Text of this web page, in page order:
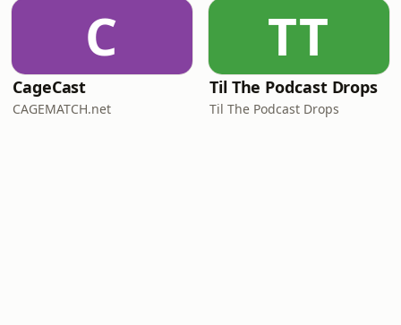
C
CageCast
CAGEMATCH.net
TT
Til The Podcast Drops
Til The Podcast Drops